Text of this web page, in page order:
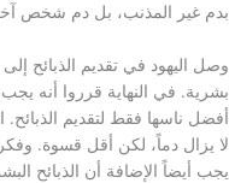
بدم غير المذنب، بل دم شخص
وصل اليهود في تقديم الذبائح
بشرية. في النهاية قرروا أنه
أفضل ناسها فقط لتقديم الذبائح.
لا يزال دماً، لكن أقل قسوة.
يجب أيضاً الإضافة أن الذبائح